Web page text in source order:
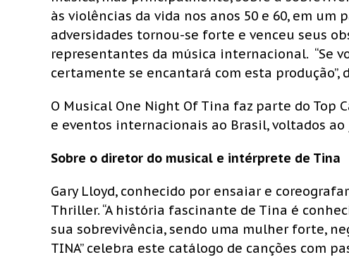
às violências da vida nos anos 50 e 60, em um
adversidades tornou-se forte e venceu seus
representantes da música internacional. “Se
certamente se encantará com esta produção”,
O Musical One Night Of Tina faz parte do Top
e eventos internacionais ao Brasil, voltados
Sobre o diretor do musical e intérprete de Tina
Gary Lloyd, conhecido por ensaiar e
Thriller. “A história fascinante de Tina é
sua sobrevivência, sendo uma mulher forte,
TINA” celebra este catálogo de canções com